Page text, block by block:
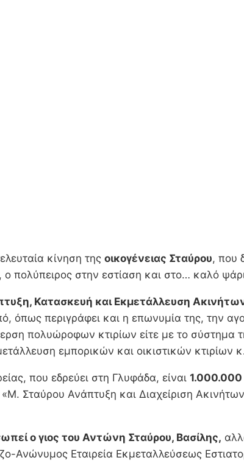
κίνηση της οικογένειας Σταύρου, που
ο πολύπειρος στην εστίαση και στο… καλό
Κατασκευή και Εκμετάλλευση
όπως περιγράφει και η επωνυμία της, την
πολυώροφων κτιρίων είτε με το σύστημα
εμπορικών και οικιστικών κτιρίων
που εδρεύει στη Γλυφάδα, είναι
Σταύρου Ανάπτυξη και Διαχείριση
ο γιος του Αντώνη Σταύρου, Βασίλης,
Ανώνυμος Εταιρεία Εκμεταλλεύσεως